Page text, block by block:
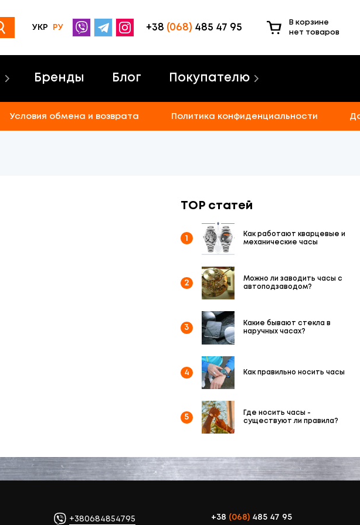
УКР РУ +38 (068) 485 47 95
В корзине
нет товаров
Бренды Блог Покупателю
Условия обмена и возврата Политика конфиденциальности
TOP статей
1
Как работают кварцевые и
механические часы
2
Можно ли заводить часы с
автоподзаводом?
3
Какие бывают стекла в
наручных часах?
4 Как правильно носить часы
5
Где носить часы -
существуют ли правила?
+380684854795 +38 (068) 485 47 95